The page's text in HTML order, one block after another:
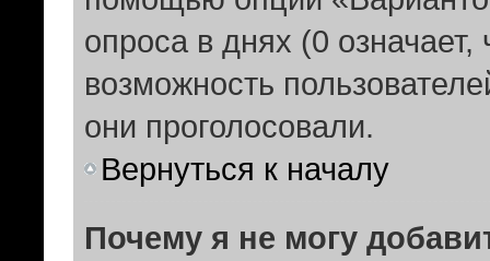
опроса в днях (0
возможность
они проголосовали.
Вернуться к началу
Почему я не могу